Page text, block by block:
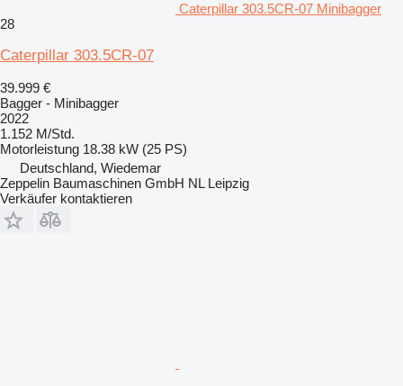
Caterpillar 303.5CR-07 Minibagger
28
Caterpillar 303.5CR-07
39.999 €
Bagger - Minibagger
2022
1.152 M/Std.
Motorleistung 18.38 kW (25 PS)
Deutschland, Wiedemar
Zeppelin Baumaschinen GmbH NL Leipzig
Verkäufer kontaktieren